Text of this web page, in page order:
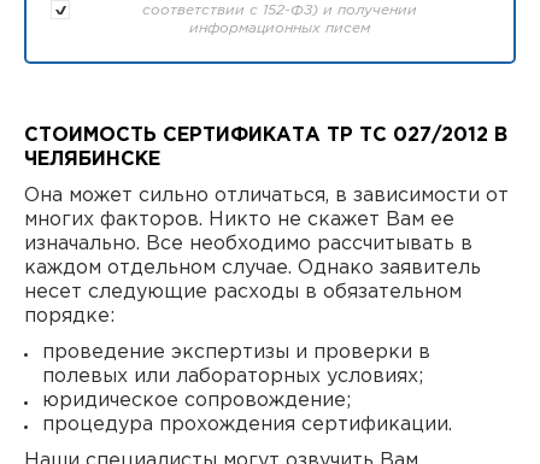
соответствии с 152-ФЗ) и получении
информационных писем
СТОИМОСТЬ СЕРТИФИКАТА ТР ТС 027/2012 В
ЧЕЛЯБИНСКЕ
Она может сильно отличаться, в зависимости от
многих факторов. Никто не скажет Вам ее
изначально. Все необходимо рассчитывать в
каждом отдельном случае. Однако заявитель
несет следующие расходы в обязательном
порядке:
проведение экспертизы и проверки в
полевых или лабораторных условиях;
юридическое сопровождение;
процедура прохождения сертификации.